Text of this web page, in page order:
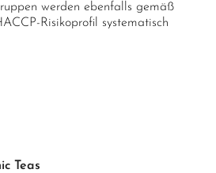
werden ebenfalls gemäß
Risikoprofil systematisch
Teas